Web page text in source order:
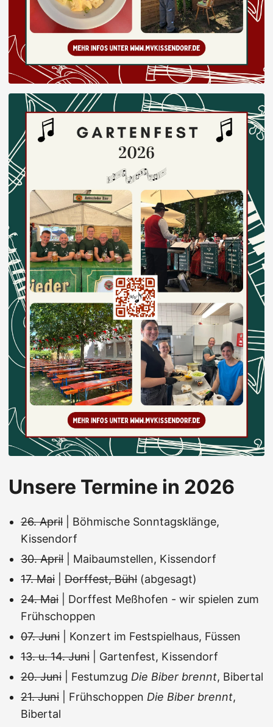
Unsere Termine in 2026
26. April | Böhmische Sonntagsklänge,
Kissendorf
30. April | Maibaumstellen, Kissendorf
17. Mai
Dorffest, Bühl (abgesagt)
24. Mai | Dorffest Meßhofen - wir spielen zum
Frühschoppen
07. Juni | Konzert im Festspielhaus, Füssen
13. u. 14. Juni | Gartenfest, Kissendorf
20. Juni | Festumzug Die Biber brennt, Bibertal
21. Juni | Frühschoppen Die Biber brennt,
Bibertal